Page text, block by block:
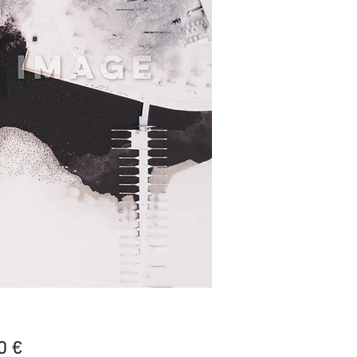
€Price